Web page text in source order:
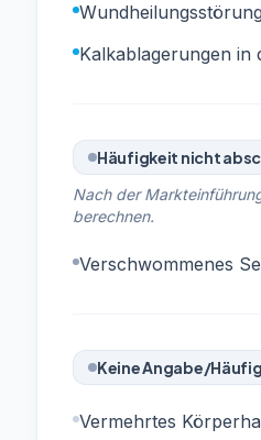
Kalkablagerungen
Häufigkeit nicht
Nach der
berechnen.
Verschwommenes
Keine Angabe/
Vermehrtes